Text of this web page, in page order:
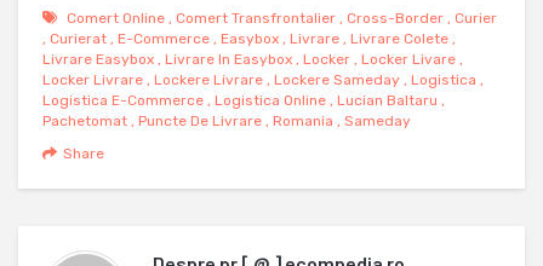
Comert Online , Comert Transfrontalier , Cross-Border , Curier
, Curierat , E-Commerce , Easybox , Livrare , Livrare Colete ,
Livrare Easybox , Livrare In Easybox , Locker , Locker Livare ,
Locker Livrare , Lockere Livrare , Lockere Sameday , Logistica ,
Logistica E-Commerce , Logistica Online , Lucian Baltaru ,
Pachetomat , Puncte De Livrare , Romania , Sameday
Share